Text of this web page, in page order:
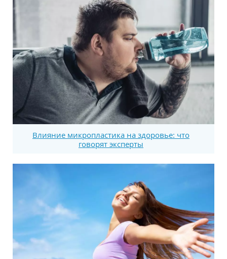
Влияние микропластика на здоровье: что
говорят эксперты